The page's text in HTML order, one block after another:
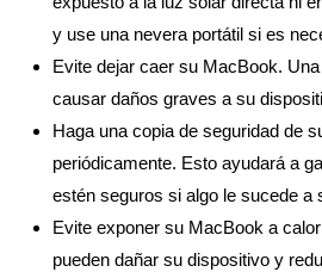
y use una nevera portátil si es
Evite dejar caer su MacBook.
causar daños graves a su
Haga una copia de seguridad de
periódicamente. Esto ayudará a
estén seguros si algo le sucede a
Evite exponer su MacBook a
pueden dañar su dispositivo y